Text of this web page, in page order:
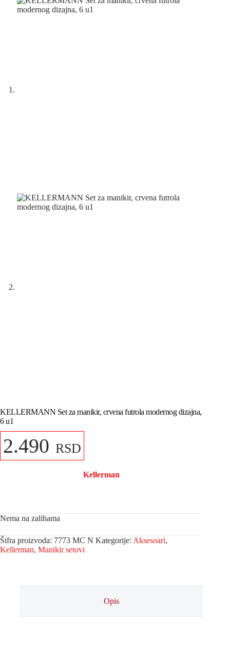
KELLERMANN Set za manikir, crvena futrola modernog dizajna,
6 u1
2.490 RSD
Kellerman
Nema na zalihama
Šifra proizvoda: 7773 MC N Kategorije: Aksesoari,
Kellerman, Manikir setovi
Opis